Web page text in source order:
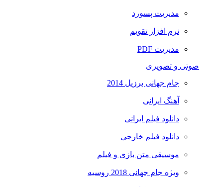
مدیریت پسورد
نرم افزار تقویم
مدیریت PDF
صوتی و تصویری
جام جهانی برزیل 2014
آهنگ ایرانی
دانلود فیلم ایرانی
دانلود فیلم خارجی
موسیقی متن بازی و فیلم
ویژه جام جهانی 2018 روسیه